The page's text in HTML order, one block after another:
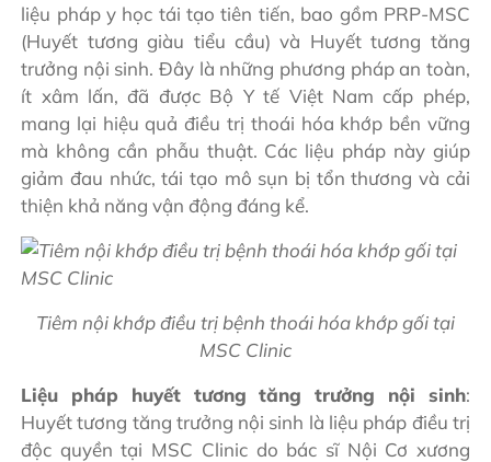
liệu pháp y học tái tạo tiên tiến, bao gồm PRP-MSC
(Huyết tương giàu tiểu cầu) và Huyết tương tăng
trưởng nội sinh. Đây là những phương pháp an toàn,
ít xâm lấn, đã được Bộ Y tế Việt Nam cấp phép,
mang lại hiệu quả điều trị thoái hóa khớp bền vững
mà không cần phẫu thuật. Các liệu pháp này giúp
giảm đau nhức, tái tạo mô sụn bị tổn thương và cải
thiện khả năng vận động đáng kể.
Tiêm nội khớp điều trị bệnh thoái hóa khớp gối tại
MSC Clinic
Liệu pháp huyết tương tăng trưởng nội sinh:
Huyết tương tăng trưởng nội sinh là liệu pháp điều trị
độc quyền tại MSC Clinic do bác sĩ Nội Cơ xương